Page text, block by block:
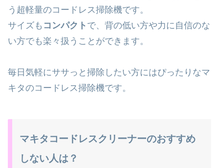
う超軽量のコードレス掃除機です。
サイズも コンパクト で、背の低い方や力に自信のな
い方でも楽々扱うことができます。
毎日気軽にササっと掃除したい方にはぴったりなマ
キタのコードレス掃除機です。
マキタコードレスクリーナーのおすすめ
しない人は？